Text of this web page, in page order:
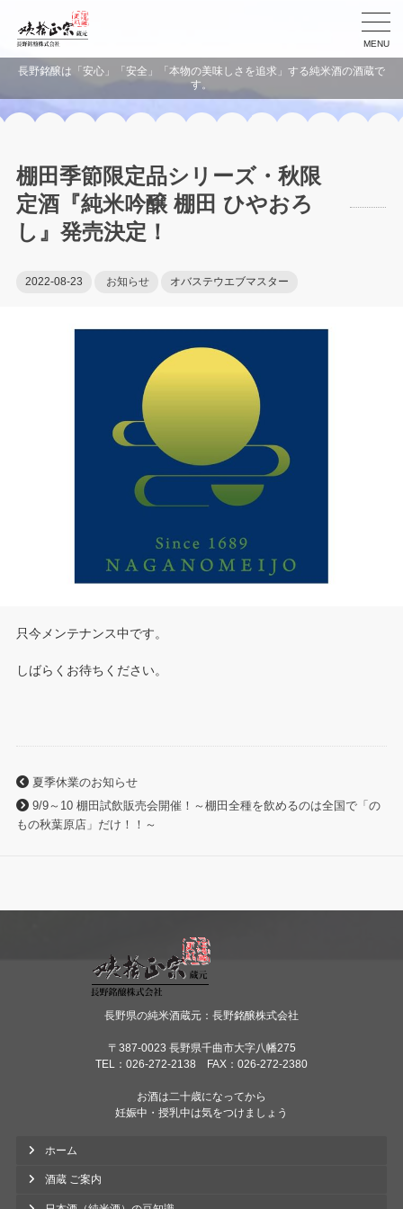
MENU
長野銘醸は「安心」「安全」「本物の美味しさを追求」する純米酒の酒蔵で
す。
棚田季節限定品シリーズ・秋限
定酒『純米吟醸 棚田 ひやおろ
し』発売決定！
2022-08-23 お知らせ オバステウエブマスター
只今メンテナンス中です。
しばらくお待ちください。
夏季休業のお知らせ
9/9～10 棚田試飲販売会開催！～棚田全種を飲めるのは全国で「の
もの秋葉原店」だけ！！～
長野県の純米酒蔵元：長野銘醸株式会社
〒387-0023 長野県千曲市大字八幡275
TEL：026-272-2138 FAX：026-272-2380
お酒は二十歳になってから
妊娠中・授乳中は気をつけましょう
ホーム
酒蔵 ご案内